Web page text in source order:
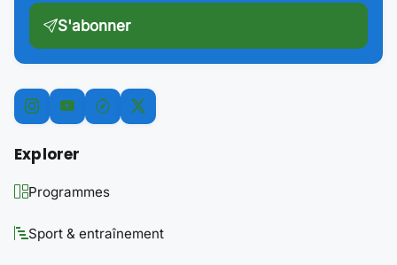
S'abonner
Explorer
Programmes
Sport & entraînement